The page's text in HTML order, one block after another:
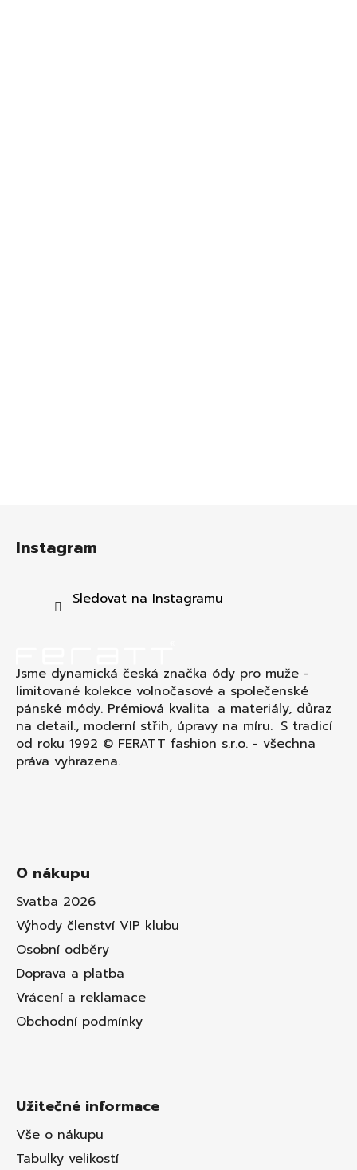
Instagram
Sledovat na Instagramu
Jsme dynamická česká značka ódy pro muže -
limitované kolekce volnočasové a společenské
pánské módy. Prémiová kvalita a materiály, důraz
na detail., moderní střih, úpravy na míru. S tradicí
od roku 1992 © FERATT fashion s.r.o. - všechna
práva vyhrazena.
O nákupu
Svatba 2026
Výhody členství VIP klubu
Osobní odběry
Doprava a platba
Vrácení a reklamace
Obchodní podmínky
Užitečné informace
Vše o nákupu
Tabulky velikostí